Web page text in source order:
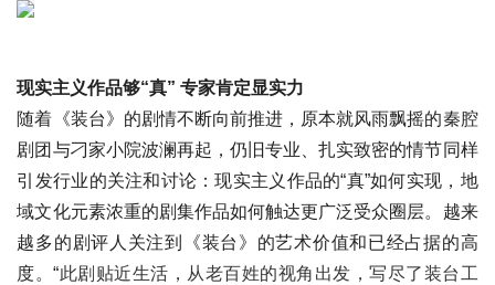
现实主义作品够“真” 专家肯定显实力
随着《装台》的剧情不断向前推进，原本就风雨飘摇的秦腔
剧团与刁家小院波澜再起，仍旧专业、扎实致密的情节同样
引发行业的关注和讨论：现实主义作品的“真”如何实现，地
域文化元素浓重的剧集作品如何触达更广泛受众圈层。越来
越多的剧评人关注到《装台》的艺术价值和已经占据的高
度。“此剧贴近生活，从老百姓的视角出发，写尽了装台工